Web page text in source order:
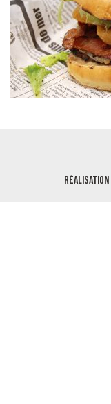
Réalisation